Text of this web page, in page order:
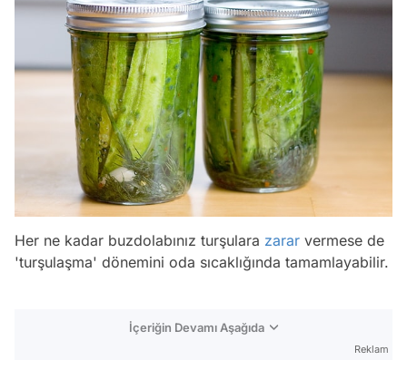
Her ne kadar buzdolabınız turşulara zarar vermese de
'turşulaşma' dönemini oda sıcaklığında tamamlayabilir.
İçeriğin Devamı Aşağıda
Reklam